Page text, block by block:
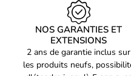
Courant électrique max.
Capacité d'alimentation
Divers
4
NOS GARANTIES ET
EXTENSIONS
2 ans de garantie inclus sur
les produits neufs,